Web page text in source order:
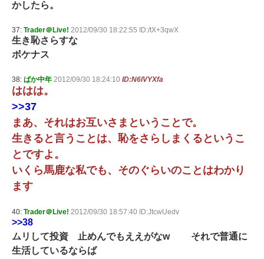
かしたら。
37: Trader＠Live! 2012/09/30 18:22:55 ID:/tX+3qwX
生き恥さらすな
ボケナス
38: ばか中年 2012/09/30 18:24:10 ID:N6lVYXfa
ははは。
>>37
まあ、それはお互いさまということで。
生きると言うことは、恥をさらしまくるというこ
とですよ。
いくら馬鹿な私でも、そのぐらいのことはわかり
ます
40: Trader＠Live! 2012/09/30 18:57:40 ID:JtcwUedv
>>38
ムリして投資 止めんでもええがなw それで普通に
生活しているならば